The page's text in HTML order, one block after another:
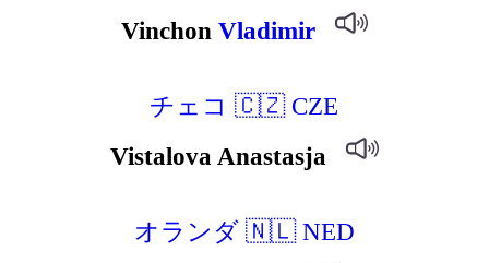
Vinchon Vladimir
チェコ 🇨🇿 CZE
Vistalova Anastasja
オランダ 🇳🇱 NED